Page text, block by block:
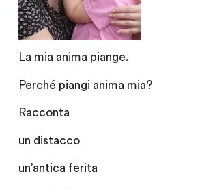
La mia anima piange.
Perché piangi anima mia?
Racconta
un distacco
un’antica ferita